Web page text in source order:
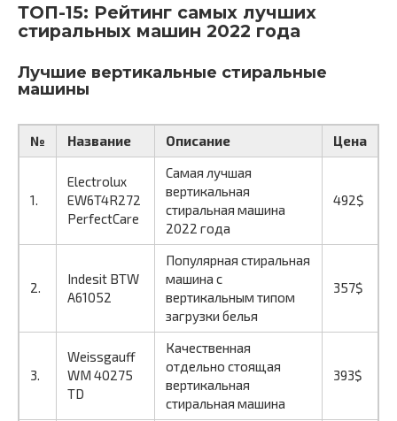
ТОП-15: Рейтинг самых лучших
стиральных машин 2022 года
Лучшие вертикальные стиральные
машины
№ Название Описание Цена
1.
Electrolux
EW6T4R272
PerfectCare
Самая лучшая
вертикальная
стиральная машина
2022 года
492$
2.
Indesit BTW
A61052
Популярная стиральная
машина с
вертикальным типом
загрузки белья
357$
3.
Weissgauff
WM 40275
TD
Качественная
отдельно стоящая
вертикальная
стиральная машина
393$